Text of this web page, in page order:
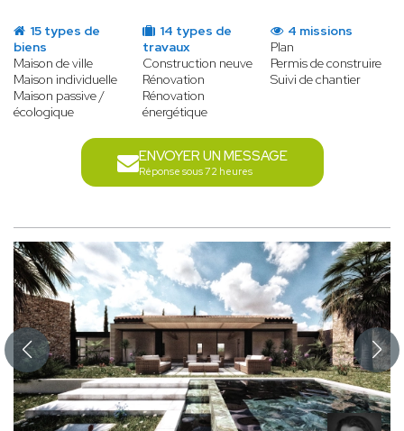
15 types de
biens
Maison de ville
Maison individuelle
Maison passive /
écologique
14 types de
travaux
Construction neuve
Rénovation
Rénovation
énergétique
4 missions
Plan
Permis de construire
Suivi de chantier
ENVOYER UN MESSAGE
Réponse sous 72 heures